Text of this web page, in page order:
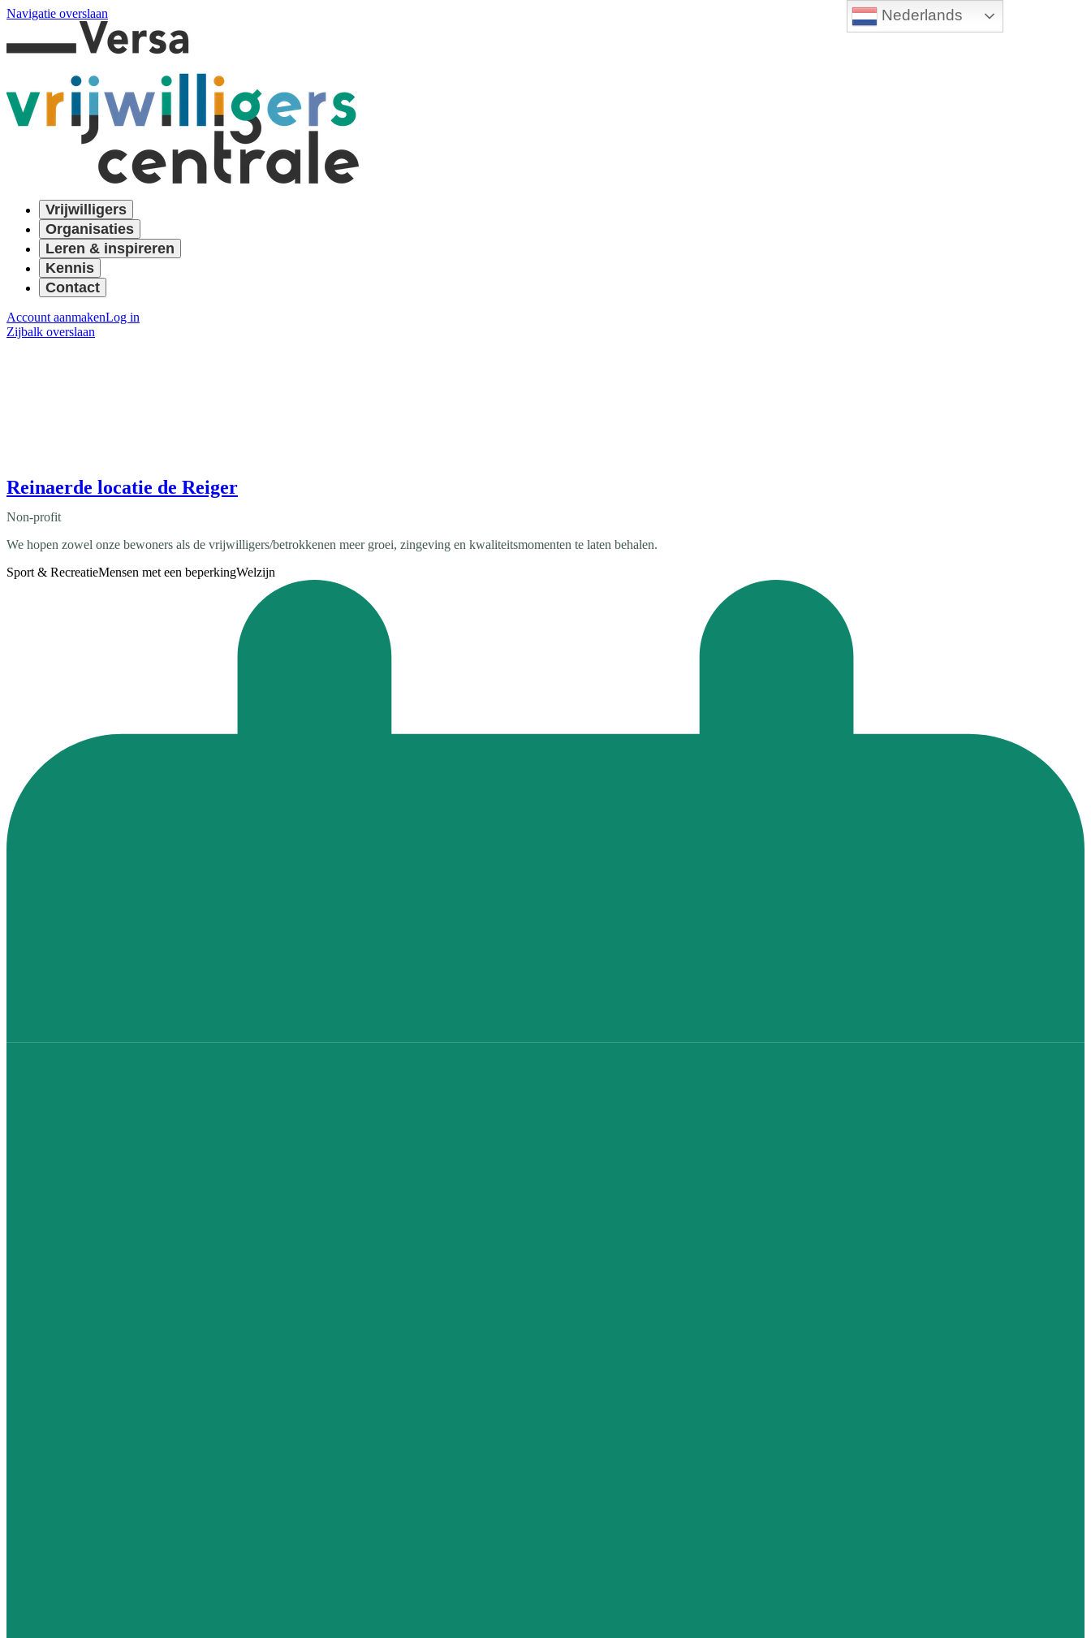
Nederlands
Navigatie overslaan
Vrijwilligers
Organisaties
Leren & inspireren
Kennis
Contact
Account aanmakenLog in
Zijbalk overslaan
Reinaerde locatie de Reiger
Non-profit
We hopen zowel onze bewoners als de vrijwilligers/betrokkenen meer groei, zingeving en kwaliteitsmomenten te laten behalen.
Sport & RecreatieMensen met een beperkingWelzijn